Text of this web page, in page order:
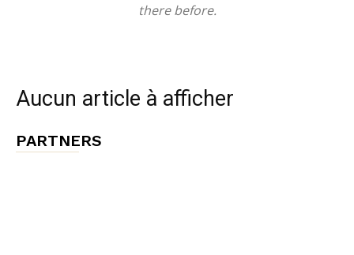
there before.
Aucun article à afficher
PARTNERS